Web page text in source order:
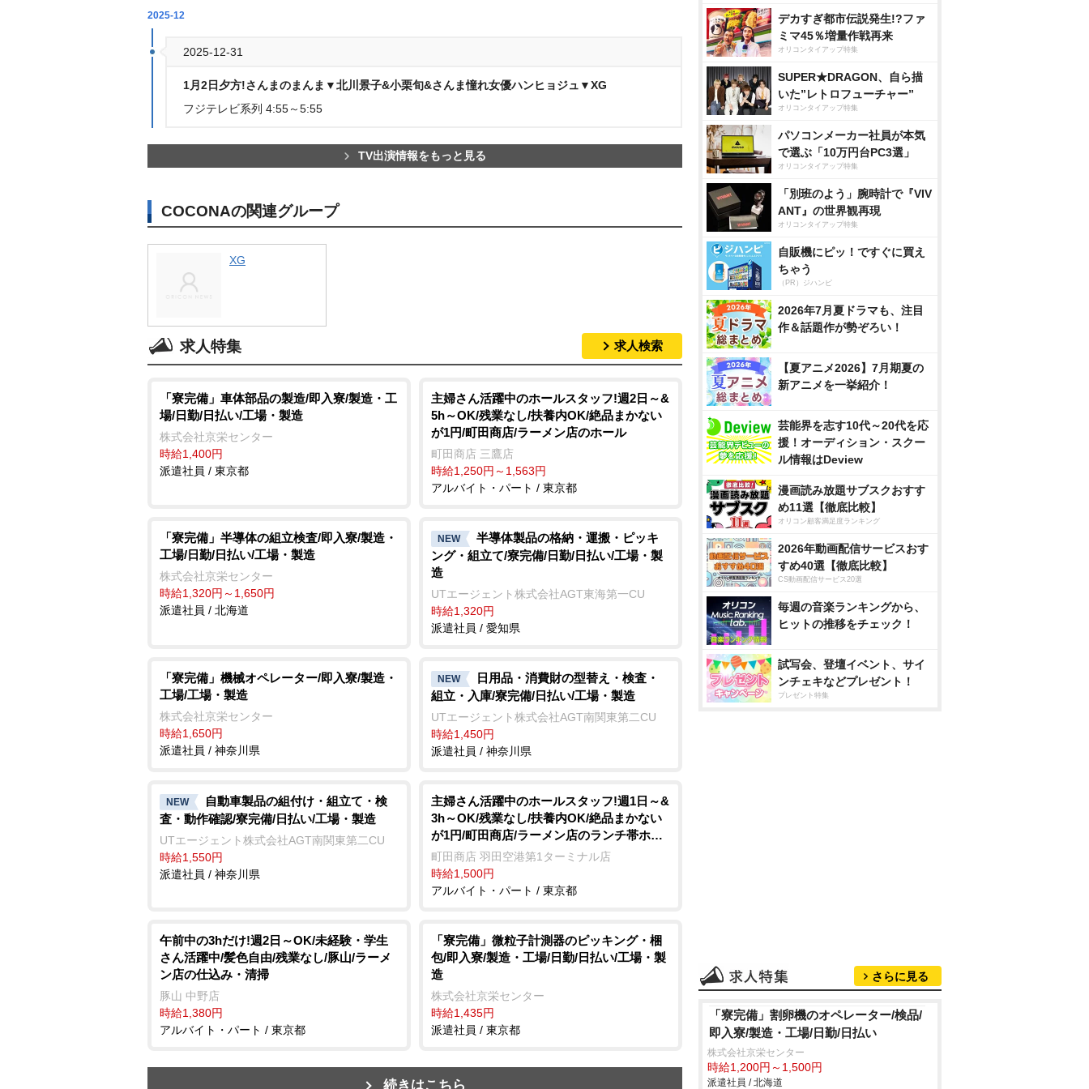
2025-12
2025-12-31
1月2日夕方!さんまのまんま▼北川景子&小栗旬&さんま憧れ女優ハンヒョジュ▼XG
フジテレビ系列 4:55～5:55
TV出演情報をもっと見る
COCONAの関連グループ
XG
求人特集 求人検索
「寮完備」車体部品の製造/即入寮/製造・工
場/日勤/日払い/工場・製造
株式会社京栄センター
時給1,400円
派遣社員 / 東京都
主婦さん活躍中のホールスタッフ!週2日～&
5h～OK/残業なし/扶養内OK/絶品まかない
が1円/町田商店/ラーメン店のホール
町田商店 三鷹店
時給1,250円～1,563円
アルバイト・パート / 東京都
「寮完備」半導体の組立検査/即入寮/製造・
工場/日勤/日払い/工場・製造
株式会社京栄センター
時給1,320円～1,650円
派遣社員 / 北海道
NEW
半導体製品の格納・運搬・ピッキ
ング・組立て/寮完備/日勤/日払い/工場・製
造
UTエージェント株式会社AGT東海第一CU
時給1,320円
派遣社員 / 愛知県
「寮完備」機械オペレーター/即入寮/製造・
工場/工場・製造
株式会社京栄センター
時給1,650円
派遣社員 / 神奈川県
NEW
日用品・消費財の型替え・検査・
組立・入庫/寮完備/日払い/工場・製造
UTエージェント株式会社AGT南関東第二CU
時給1,450円
派遣社員 / 神奈川県
NEW
自動車製品の組付け・組立て・検
査・動作確認/寮完備/日払い/工場・製造
UTエージェント株式会社AGT南関東第二CU
時給1,550円
派遣社員 / 神奈川県
主婦さん活躍中のホールスタッフ!週1日～&
3h～OK/残業なし/扶養内OK/絶品まかない
が1円/町田商店/ラーメン店のランチ帯ホー
ル
町田商店 羽田空港第1ターミナル店
時給1,500円
アルバイト・パート / 東京都
午前中の3hだけ!週2日～OK/未経験・学生
さん活躍中/髪色自由/残業なし/豚山/ラーメ
ン店の仕込み・清掃
豚山 中野店
時給1,380円
アルバイト・パート / 東京都
「寮完備」微粒子計測器のピッキング・梱
包/即入寮/製造・工場/日勤/日払い/工場・製
造
株式会社京栄センター
時給1,435円
派遣社員 / 東京都
続きはこちら
デカすぎ都市伝説発生!?ファ
ミマ45％増量作戦再来
オリコンタイアップ特集
SUPER★DRAGON、自ら描
いた”レトロフューチャー”
オリコンタイアップ特集
パソコンメーカー社員が本気
で選ぶ「10万円台PC3選」
オリコンタイアップ特集
「別班のよう」腕時計で『VIV
ANT』の世界観再現
オリコンタイアップ特集
自販機にピッ！ですぐに買え
ちゃう
（PR）ジハンピ
2026年7月夏ドラマも、注目
作＆話題作が勢ぞろい！
【夏アニメ2026】7月期夏の
新アニメを一挙紹介！
芸能界を志す10代～20代を応
援！オーディション・スクー
ル情報はDeview
漫画読み放題サブスクおすす
め11選【徹底比較】
オリコン顧客満足度ランキング
2026年動画配信サービスおす
すめ40選【徹底比較】
CS動画配信サービス20選
毎週の音楽ランキングから、
ヒットの推移をチェック！
試写会、登壇イベント、サイ
ンチェキなどプレゼント！
プレゼント特集
さらに見る
「寮完備」割卵機のオペレーター/検品/
即入寮/製造・工場/日勤/日払い
株式会社京栄センター
時給1,200円～1,500円
派遣社員 / 北海道